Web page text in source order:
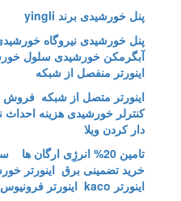
پنل خورشیدی برند yingli
پنل خورشیدی نیروگاه
آبگرمکن خورشیدی سلول
اینورتر منفصل از شبکه
اینورتر متصل از شبکه فروش
کنترلر خورشیدی هزینه احداث
دار کردن ویلا
تامین 20% انرژِی ارگان ها
خرید تضمینی برق اینورتر
اینورتر kaco اینورتر فرونیوس